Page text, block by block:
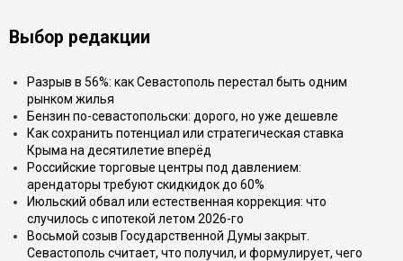
Выбор редакции
Разрыв в 56%: как Севастополь перестал быть одним
рынком жилья
Бензин по-севастопольски: дорого, но уже дешевле
Как сохранить потенциал или стратегическая ставка
Крыма на десятилетие вперёд
Российские торговые центры под давлением:
арендаторы требуют скидкидок до 60%
Июльский обвал или естественная коррекция: что
случилось с ипотекой летом 2026-го
Восьмой созыв Государственной Думы закрыт.
Севастополь считает, что получил, и формулирует, чего